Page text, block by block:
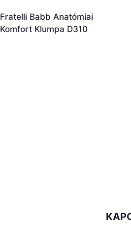
Fratelli Babb Anatómiai
Komfort Klumpa D310